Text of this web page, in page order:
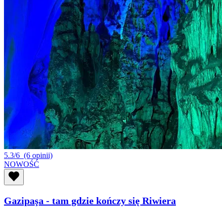
5.3/6 (6 opinii)
NOWOŚĆ
Gazipaşa - tam gdzie kończy się Riwiera